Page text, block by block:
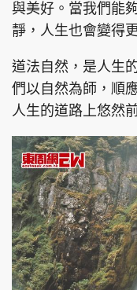
與美好。當我們能
靜，人生也會變得
道法自然，是人生
們以自然為師，順
人生的道路上悠然